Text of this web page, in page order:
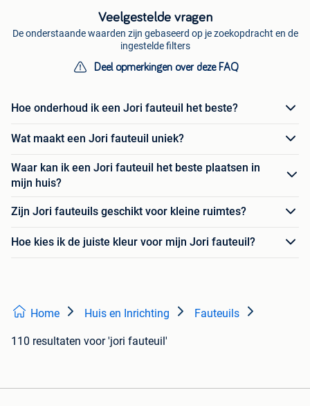
Veelgestelde vragen
De onderstaande waarden zijn gebaseerd op je zoekopdracht en de
ingestelde filters
Deel opmerkingen over deze FAQ
Hoe onderhoud ik een Jori fauteuil het beste?
Wat maakt een Jori fauteuil uniek?
Waar kan ik een Jori fauteuil het beste plaatsen in
mijn huis?
Zijn Jori fauteuils geschikt voor kleine ruimtes?
Hoe kies ik de juiste kleur voor mijn Jori fauteuil?
Home Huis en Inrichting Fauteuils
110 resultaten voor 'jori fauteuil'